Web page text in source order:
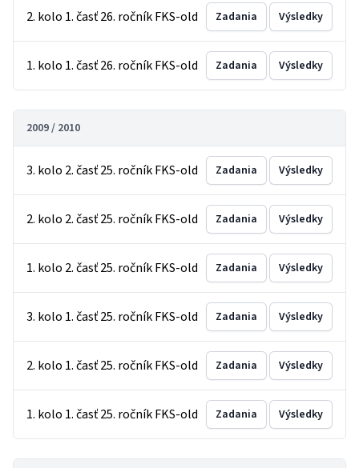
2. kolo 1. časť 26. ročník FKS-old Zadania Výsledky
1. kolo 1. časť 26. ročník FKS-old Zadania Výsledky
2009 / 2010
3. kolo 2. časť 25. ročník FKS-old Zadania Výsledky
2. kolo 2. časť 25. ročník FKS-old Zadania Výsledky
1. kolo 2. časť 25. ročník FKS-old Zadania Výsledky
3. kolo 1. časť 25. ročník FKS-old Zadania Výsledky
2. kolo 1. časť 25. ročník FKS-old Zadania Výsledky
1. kolo 1. časť 25. ročník FKS-old Zadania Výsledky